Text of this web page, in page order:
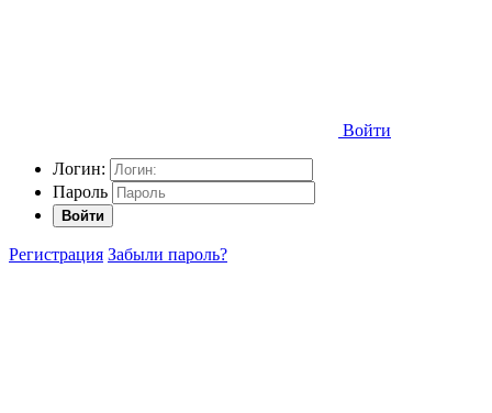
Войти
Логин:
Пароль
Войти
Регистрация Забыли пароль?